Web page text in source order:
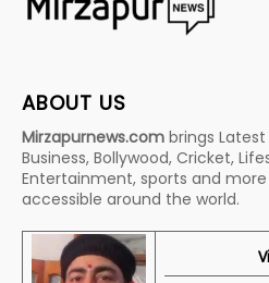
ABOUT US
Mirzapurnews.com brings Latest
Business, Bollywood, Cricket,
Entertainment, sports and
accessible around the world.